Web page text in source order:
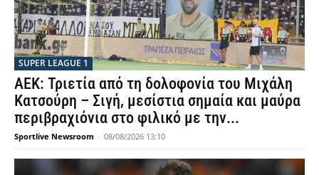
SUPER LEAGUE 1
ΑΕΚ: Τριετία από τη δολοφονία του Μιχάλη
Κατσούρη – Σιγή, μεσίστια σημαία και μαύρα
περιβραχιόνια στο φιλικό με την...
Sportlive Newsroom - 08/08/2026 13:10